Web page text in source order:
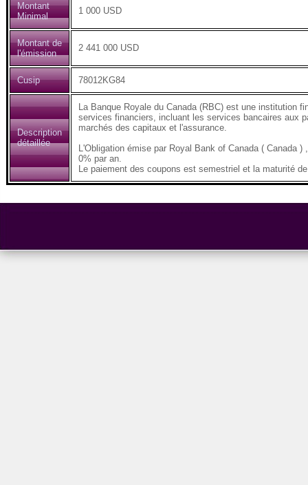
Montant
Minimal
1 000 USD
Montant de
l'émission
2 441 000 USD
Cusip 78012KG84
Description
détaillée
La Banque Royale du Canada (RBC) est une institution
services financiers, incluant les services bancaires aux
marchés des capitaux et l'assurance.
L'Obligation émise par Royal Bank of Canada ( Canada
0% par an.
Le paiement des coupons est semestriel et la maturité